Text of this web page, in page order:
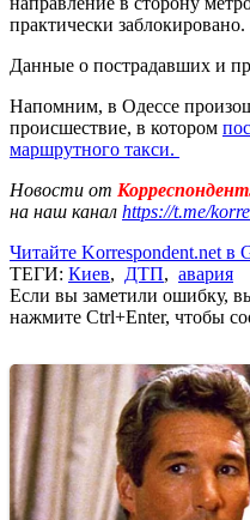
практически заблокировано.
Данные о пострадавших и
Напомним, в Одессе
происшествие, в котором
маршрутного такси.
Новости от
на наш канал https://t.me/
Читайте Korrespondent.net в
ТЕГИ: Киев, ДТП, авария
Если вы заметили ошибку,
нажмите Ctrl+Enter, чтобы